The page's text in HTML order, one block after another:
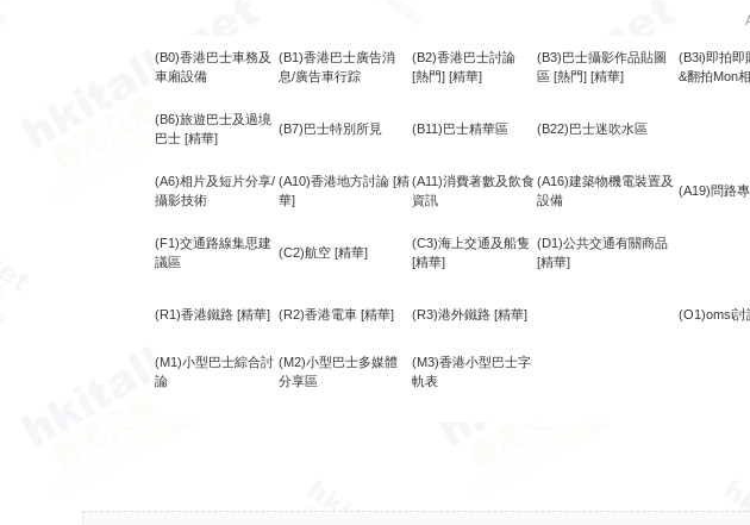
(B0)香港巴士車務及
車廂設備
(B1)香港巴士廣告消
息/廣告車行踪
(B2)香港巴士討論
[熱門] [精華]
(B3)巴士攝影作品貼圖
區 [熱門] [精華]
(B3i)即拍即
&翻拍Mon相
(B6)旅遊巴士及過境
巴士 [精華]
(B7)巴士特別所見 (B11)巴士精華區 (B22)巴士迷吹水區
(A6)相片及短片分享/
攝影技術
(A10)香港地方討論 [精
華]
(A11)消費著數及飲食
資訊
(A16)建築物機電裝置及
設備
(A19)問路
(F1)交通路線集思建
議區
(C2)航空 [精華]
(C3)海上交通及船隻
[精華]
(D1)公共交通有關商品
[精華]
(R1)香港鐵路 [精華] (R2)香港電車 [精華] (R3)港外鐵路 [精華] (O1)omsi討
(M1)小型巴士綜合討
論
(M2)小型巴士多媒體
分享區
(M3)香港小型巴士字
軌表